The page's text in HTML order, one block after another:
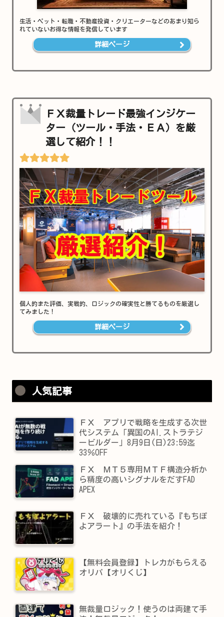
生活・ペット・転職・不動産投資・クリエーターなどのあまり知ら
れていないお得な情報を発信しています
詳細ページ
ＦＸ裁量トレード最強インジケー
ター（ツール・手法・ＥＡ）を厳
選して紹介！！
個人的また評価、実戦的、ロジックの確実性と勝てるものを厳選し
てみました！
詳細ページ
人気記事
ＦＸ アプリで戦略を生成する次世
代システム「異国のAI.ストラテジ
ービルダー」8月9日(日)23:59迄
33％OFF
ＦＸ ＭＴ５専用ＭＴＦ構造分析か
ら精度の高いシグナルをだすFAD
APEX
ＦＸ 破壊的に売れている『もちぽ
よアラート』の手法を紹介！
【無料会員登録】トレカがもらえる
オリパ【オリくじ】
無裁量ロジック！使うのは両建て手